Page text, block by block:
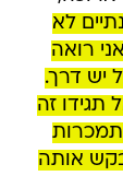
לא
רואה
יש דרך.
זה
אותה